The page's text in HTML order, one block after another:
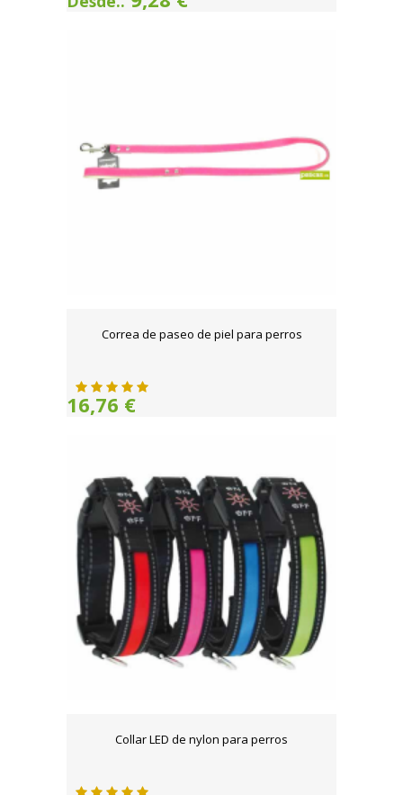
Correa de paseo de piel para perros
16,76 €
Collar LED de nylon para perros